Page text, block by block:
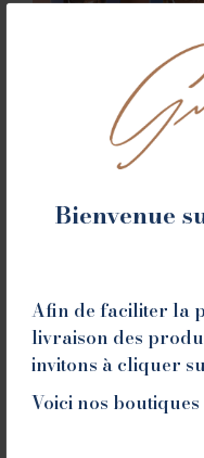
Bienvenue
Afin de faciliter la
livraison des
invitons à cliquer
Voici nos boutiques
TABLETTE